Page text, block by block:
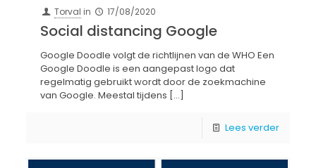
Torval in 17/08/2020
Social distancing Google
Google Doodle volgt de richtlijnen van de WHO Een
Google Doodle is een aangepast logo dat
regelmatig gebruikt wordt door de zoekmachine
van Google. Meestal tijdens […]
Lees verder